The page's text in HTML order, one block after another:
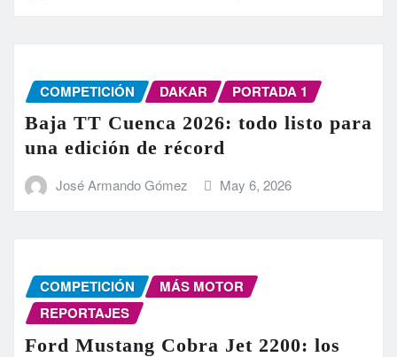
COMPETICIÓN DAKAR PORTADA 1
Baja TT Cuenca 2026: todo listo para
una edición de récord
José Armando Gómez May 6, 2026
COMPETICIÓN
MÁS MOTOR
REPORTAJES
Ford Mustang Cobra Jet 2200: los